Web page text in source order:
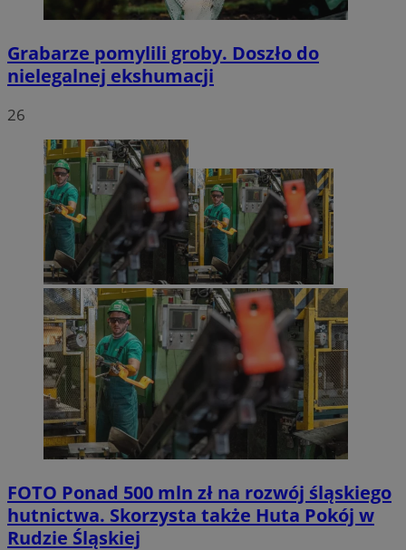
Grabarze pomylili groby. Doszło do
nielegalnej ekshumacji
26
FOTO Ponad 500 mln zł na rozwój śląskiego
hutnictwa. Skorzysta także Huta Pokój w
Rudzie Śląskiej